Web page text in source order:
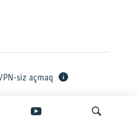
siz açmaq